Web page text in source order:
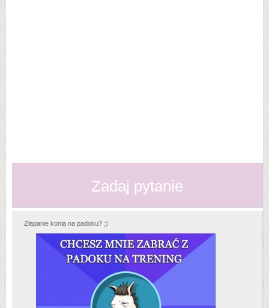
Zadaj pytanie
Złapanie konia na padoku? ;)